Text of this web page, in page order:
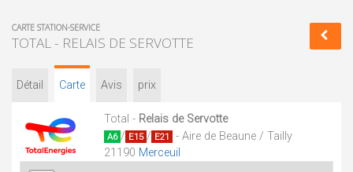
CARTE STATION-SERVICE
TOTAL - RELAIS DE SERVOTTE
Détail Carte Avis prix
Total - Relais de Servotte
A6 / E15 / E21
- Aire de Beaune / Tailly
21190 Merceuil